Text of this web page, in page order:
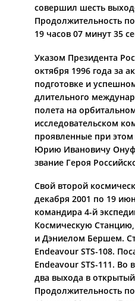
совершил шесть
Продолжительность
19 часов 07 минут 35
Указом Президента
октября 1996 года за
подготовке и
длительного
полета на
исследовательском
проявленные при
Юрию Ивановичу
звание Героя
Свой второй
декабря 2001 по 19
командира 4-­й
Космическую
и Дэниелом Бершем.
Endeavour STS­-108.
Endeavour STS­-111.
два выхода в
Продолжительность